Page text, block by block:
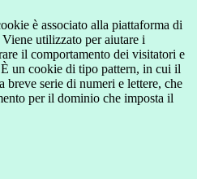
è associato alla piattaforma di
utilizzato per aiutare i
il comportamento dei visitatori e
un cookie di tipo pattern, in cui il
breve serie di numeri e lettere, che
per il dominio che imposta il